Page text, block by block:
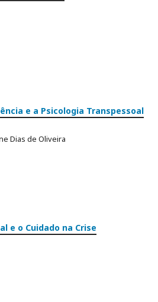
e a Psicologia Transpessoal
Dias de Oliveira
e o Cuidado na Crise